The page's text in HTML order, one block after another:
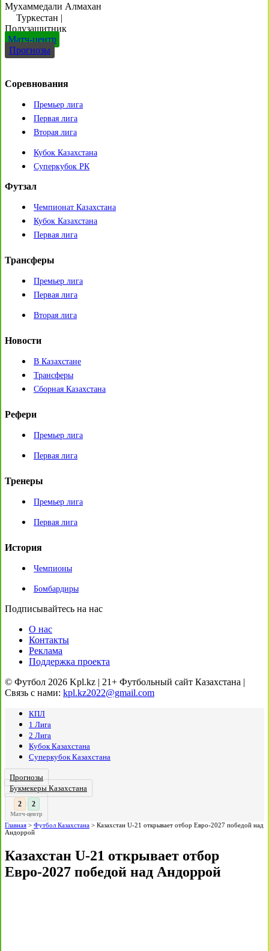
Мухаммедали Алмахан
Туркестан |
Полузащитник
Матч-центр
Прогнозы
Соревнования
Премьер лига
Первая лига
Вторая лига
Кубок Казахстана
Суперкубок РК
Футзал
Чемпионат Казахстана
Кубок Казахстана
Первая лига
Трансферы
Премьер лига
Первая лига
Вторая лига
Новости
В Казахстане
Трансферы
Сборная Казахстана
Рефери
Премьер лига
Первая лига
Тренеры
Премьер лига
Первая лига
История
Чемпионы
Бомбардиры
Подписывайтесь на нас
О нас
Контакты
Реклама
Поддержка проекта
© Футбол 2026 Kpl.kz | 21+ Футбольный сайт Казахстана |
Связь с нами: kpl.kz2022@gmail.com
КПЛ
1 Лига
2 Лига
Кубок Казахстана
Суперкубок Казахстана
Прогнозы
Букмекеры Казахстана
: 2
Матч-центр
Главная > Футбол Казахстана > Казахстан U-21 открывает отбор Евро-2027 победой над
Андоррой
Казахстан U-21 открывает отбор
Евро-2027 победой над Андоррой